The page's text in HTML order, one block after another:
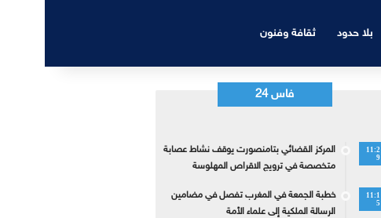
بلا حدود ثقافة وفنون
فاس 24
11:2
9
المركز القضائي بتامنصورت يوقف نشاط عصابة
متخصصة في ترويج الاقراص المهلوسة
11:1
5
خطبة الجمعة في المغرب تفصل في مضامين
الرسالة الملكية إلى علماء الأمة